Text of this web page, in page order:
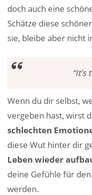
doch auch eine
Schätze diese
sie, bleibe aber nicht
“It’s
Wenn du dir selbst,
vergeben hast, wirst
schlechten
diese Wut hinter dir
Leben wieder
deine Gefühle für
werden.